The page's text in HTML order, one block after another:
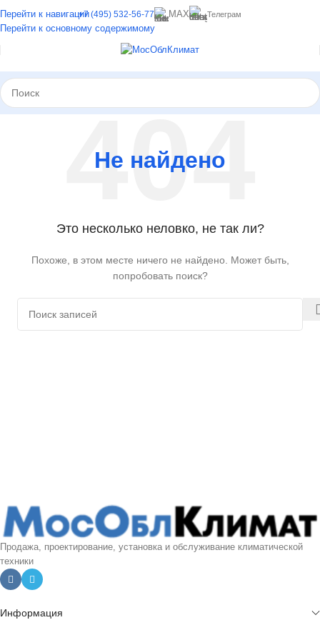
Перейти к навигации
Перейти к основному содержимому
+7 (495) 532-56-77 MAX Телеграм
Не найдено
Это несколько неловко, не так ли?
Похоже, в этом месте ничего не найдено. Может быть,
попробовать поиск?
Продажа, проектирование, установка и обслуживание климатической
техники
Информация